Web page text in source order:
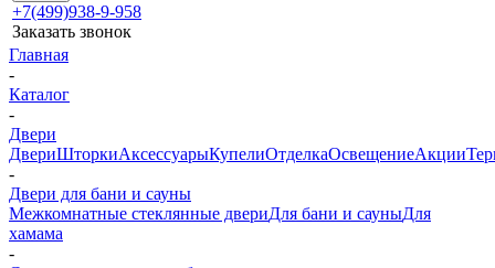
+7(499)938-9-958
Заказать звонок
Главная
-
Каталог
-
Двери
ДвериШторкиАксессуарыКупелиОтделкаОсвещениеАкции
-
Двери для бани и сауны
Межкомнатные стеклянные двериДля бани и сауныДля
хамама
-